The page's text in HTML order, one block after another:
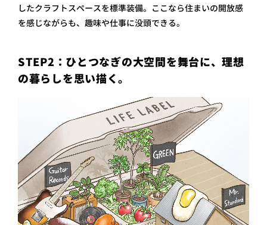
したクラフトスペースを標準装備。ここなら住まいの開放感
を感じながらも、趣味や仕事に没頭できる。
STEP2：ひとつなぎの大空間を舞台に、理想
の暮らしを思い描く。